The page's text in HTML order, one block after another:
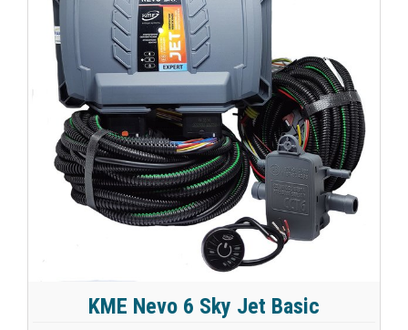
KME Nevo 6 Sky Jet Basic